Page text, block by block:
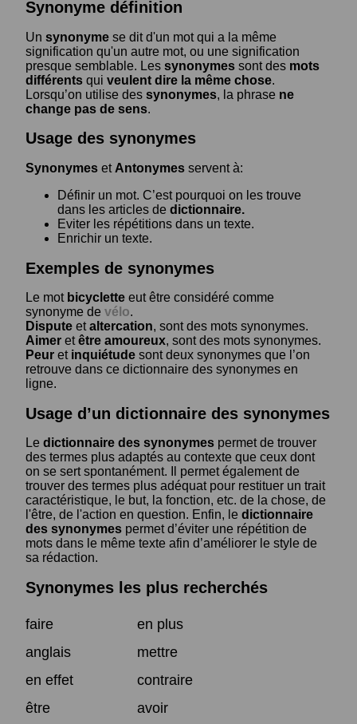
Synonyme définition
Un synonyme se dit d'un mot qui a la même
signification qu'un autre mot, ou une signification
presque semblable. Les synonymes sont des mots
différents qui veulent dire la même chose.
Lorsqu’on utilise des synonymes, la phrase ne
change pas de sens.
Usage des synonymes
Synonymes et Antonymes servent à:
Définir un mot. C’est pourquoi on les trouve
dans les articles de dictionnaire.
Eviter les répétitions dans un texte.
Enrichir un texte.
Exemples de synonymes
Le mot bicyclette eut être considéré comme
synonyme de vélo.
Dispute etaltercation, sont des mots synonymes.
Aimer etêtre amoureux, sont des mots synonymes.
Peur et inquiétude sont deux synonymes que l’on
retrouve dans ce dictionnaire des synonymes en
ligne.
Usage d’un dictionnaire des synonymes
Le dictionnaire des synonymes permet de trouver
des termes plus adaptés au contexte que ceux dont
on se sert spontanément. Il permet également de
trouver des termes plus adéquat pour restituer un trait
caractéristique, le but, la fonction, etc. de la chose, de
l'être, de l'action en question. Enfin, le dictionnaire
des synonymes permet d’éviter une répétition de
mots dans le même texte afin d’améliorer le style de
sa rédaction.
Synonymes les plus recherchés
faire
en plus
anglais
mettre
en effet
contraire
être
avoir